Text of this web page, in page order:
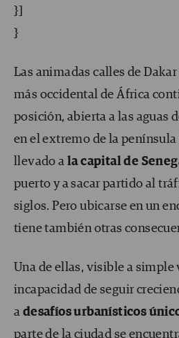
}]
}
Las animadas calles de
más occidental de África
posición, abierta a las aguas
en el extremo de la península
llevado ala capital de
puerto y a sacar partido al
siglos. Pero ubicarse en un
tiene también otras
Una de ellas, visible a simple
incapacidad de seguir
a desafíos urbanísticos
parte de la ciudad se